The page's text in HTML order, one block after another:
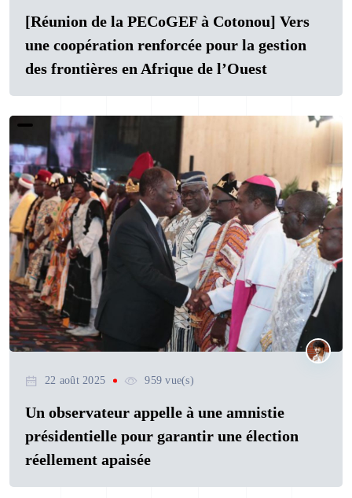
[Réunion de la PECoGEF à Cotonou] Vers
une coopération renforcée pour la gestion
des frontières en Afrique de l’Ouest
22 août 2025 959 vue(s)
Un observateur appelle à une amnistie
présidentielle pour garantir une élection
réellement apaisée